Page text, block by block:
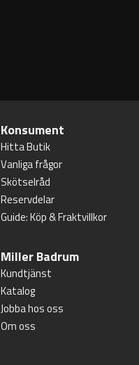
Konsument
Hitta Butik
Vanliga frågor
Skötselråd
Reservdelar
Guide: Köp & Fraktvillkor
Miller Badrum
Kundtjänst
Katalog
Jobba hos oss
Om oss